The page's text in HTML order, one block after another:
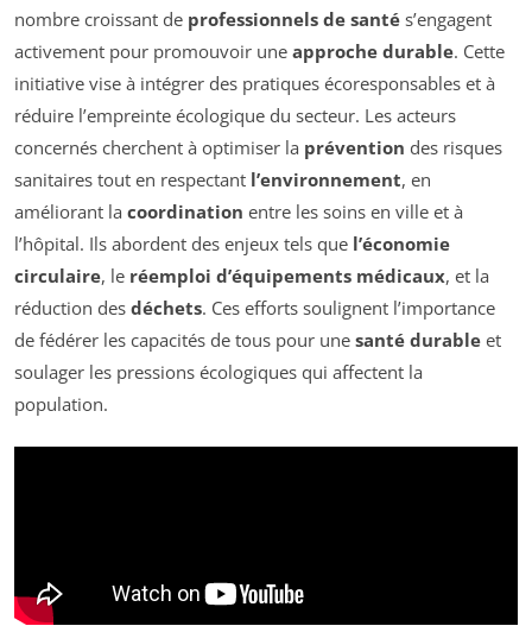
nombre croissant de professionnels de santé s’engagent
activement pour promouvoir une approche durable. Cette
initiative vise à intégrer des pratiques écoresponsables et à
réduire l’empreinte écologique du secteur. Les acteurs
concernés cherchent à optimiser la prévention des risques
sanitaires tout en respectant l’environnement, en
améliorant la coordination entre les soins en ville et à
l’hôpital. Ils abordent des enjeux tels que l’économie
circulaire, le réemploi d’équipements médicaux, et la
réduction des déchets. Ces efforts soulignent l’importance
de fédérer les capacités de tous pour une santé durable et
soulager les pressions écologiques qui affectent la
population.